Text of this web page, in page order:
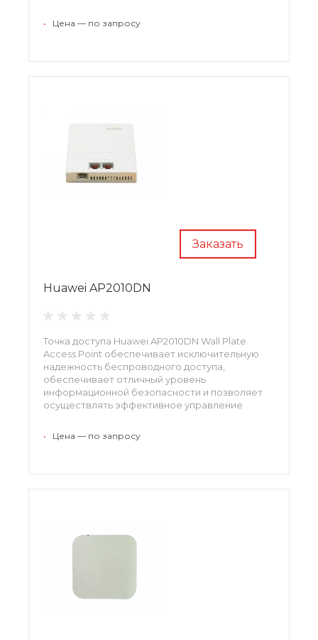
узлов, стадионов и кинотеатров.
• Цена — по запросу
Заказать
Huawei AP2010DN
Точка доступа Huawei AP2010DN Wall Plate
Access Point обеспечивает исключительную
надежность беспроводного доступа,
обеспечивает отличный уровень
информационной безопасности и позволяет
осуществлять эффективное управление
способность и соответствует современным
• Цена — по запросу